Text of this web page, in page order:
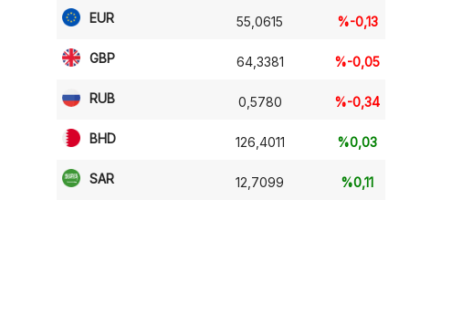
EUR 55,0615 %-0,13
GBP 64,3381 %-0,05
RUB 0,5780 %-0,34
BHD 126,4011 %0,03
SAR 12,7099 %0,11